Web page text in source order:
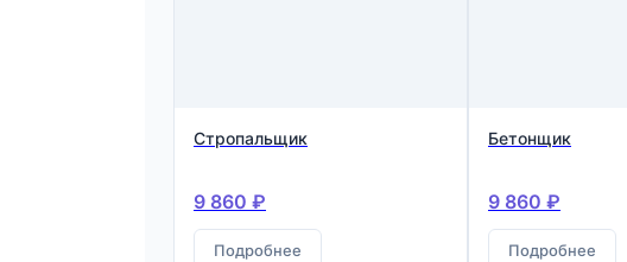
Стропальщик
9 860 ₽
Подробнее
Бетонщик
9 860 ₽
Подробнее